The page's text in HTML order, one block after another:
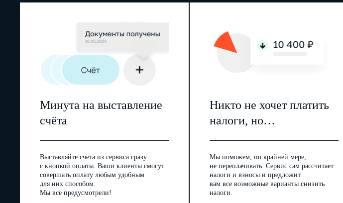
Минута на выставление
счёта
Выставляйте счета из сервиса сразу
с кнопкой оплаты. Ваши клиенты смогут
совершать оплату любым удобным
для них способом.
Мы всё предусмотрели!
Никто не хочет платить
налоги, но…
Мы поможем, по крайней мере,
не переплачивать. Сервис сам рассчитает
налоги и взносы и предложит
вам все возможные варианты снизить
налоги.